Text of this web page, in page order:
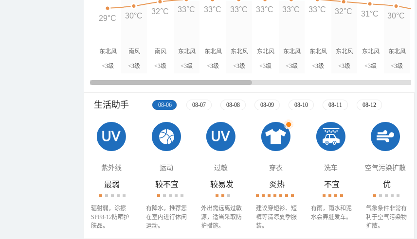
东北风
<3级
南风
<3级
南风
<3级
东北风
<3级
东北风
<3级
东北风
<3级
东北风
<3级
东北风
<3级
东北风
<3级
东北风
<3级
东北风
<3级
东北风
<3级
29°C 30°C
32°C 33°C 33°C 33°C 33°C 33°C 33°C 32°C 31°C 30°C
生活助手 08-06 08-07 08-08 08-09 08-10 08-11 08-12
紫外线 运动 过敏 穿衣 洗车 空气污染扩散
最弱
辐射弱，涂擦
SPF8-12防晒护
肤品。
较不宜
有降水，推荐您
在室内进行休闲
运动。
较易发
外出需远离过敏
源，适当采取防
护措施。
炎热
建议穿短衫、短
裤等清凉夏季服
装。
不宜
有雨，雨水和泥
水会弄脏爱车。
优
气象条件非常有
利于空气污染物
扩散。